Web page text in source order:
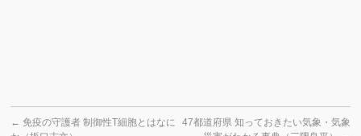
← 免疫の守護者 制御性T細胞とはなに
47都道府県 知っておきたい気象・気象